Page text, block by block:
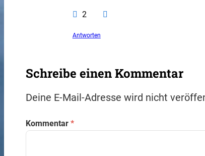
2
Antworten
Schreibe einen Kommentar
Deine E-Mail-Adresse wird nicht
Kommentar*